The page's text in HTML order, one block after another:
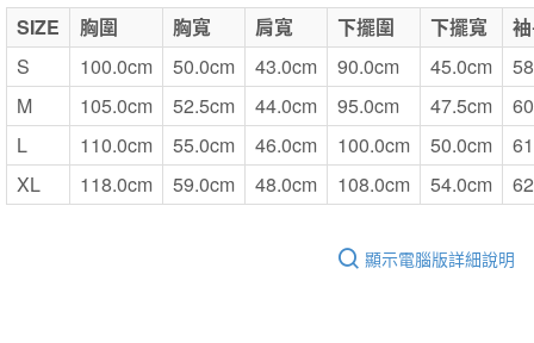
SIZE 胸圍 胸寬 肩寬 下擺圍 下擺寬
S
100.0cm 50.0cm 43.0cm 90.0cm 45.0cm
M
105.0cm 52.5cm 44.0cm 95.0cm 47.5cm
L
110.0cm 55.0cm 46.0cm 100.0cm 50.0cm
XL
118.0cm 59.0cm 48.0cm 108.0cm 54.0cm
顯示電腦版詳細說明